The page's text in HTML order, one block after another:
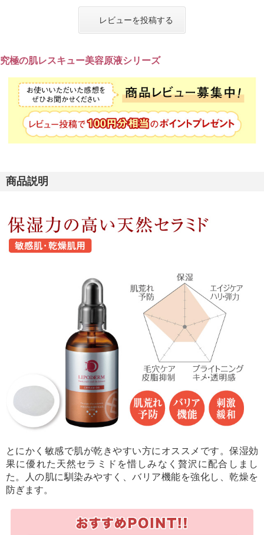
レビューを投稿する
究極の肌レスキュー美容原液シリーズ
商品説明
とにかく敏感で肌が乾きやすい方にオススメです。保湿効
果に優れた天然セラミドを惜しみなく贅沢に配合しまし
た。人の肌に馴染みやすく、バリア機能を強化し、乾燥を
防ぎます。